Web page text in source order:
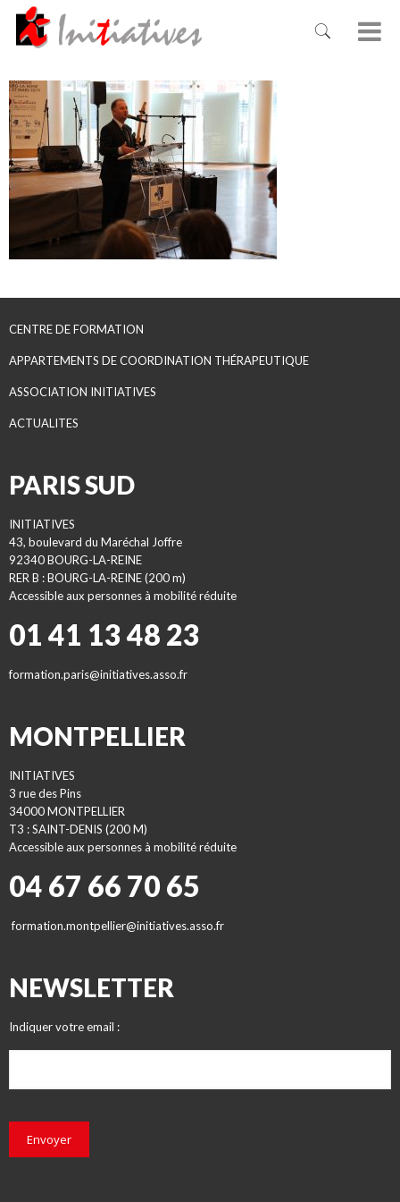
CENTRE DE FORMATION
APPARTEMENTS DE COORDINATION THÉRAPEUTIQUE
ASSOCIATION INITIATIVES
ACTUALITES
PARIS SUD
INITIATIVES
43, boulevard du Maréchal Joffre
92340 BOURG-LA-REINE
RER B : BOURG-LA-REINE (200 m)
Accessible aux personnes à mobilité réduite
01 41 13 48 23
formation.paris@initiatives.asso.fr
MONTPELLIER
INITIATIVES
3 rue des Pins
34000 MONTPELLIER
T3 : SAINT-DENIS (200 M)
Accessible aux personnes à mobilité réduite
04 67 66 70 65
formation.montpellier@initiatives.asso.fr
NEWSLETTER
Indiquer votre email :
Envoyer